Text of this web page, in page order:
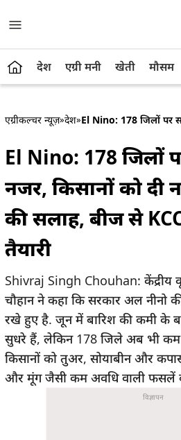
देश एग्री मनी खेती मौसम
एग्रीकल्चर न्यूज़»देश»El Nino: 178 जिलों पर
El Nino: 178 जिलों
नजर, किसानों को दी
की सलाह, बीज से
तैयारी
Shivraj Singh Chouhan: केंद्रीय
चौहान ने कहा कि सरकार अल नीनो
रखे हुए है. जून में बारिश की कमी के
सुधरे हैं, लेकिन 178 जिले अब भी कम
किसानों को तुअर, सोयाबीन और
और मूंग जैसी कम अवधि वाली फसलें